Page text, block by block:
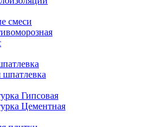
смеси
шпатлевка
Гипсовая
Цементная